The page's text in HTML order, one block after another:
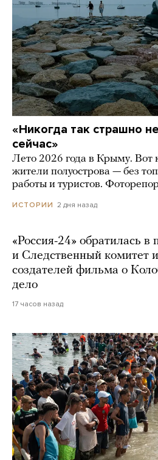
«Никогда так страшно
сейчас»
Лето 2026 года в Крыму. Вот
жители полуострова — без
работы и туристов.
ИСТОРИИ 2 дня назад
«Россия-24» обратилась в
и Следственный комитет
создателей фильма о
дело
17 часов назад